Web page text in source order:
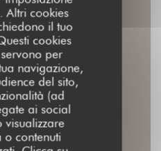
Altri cookies
il tuo
cookies
per
navigazione,
del sito,
(ad
ai social
visualizzare
o contenuti
BIO
|